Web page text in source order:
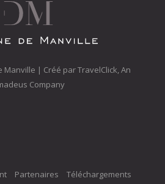
Manville | Créé parTravelClick, An
CompanyOpens in a new tab.
Partenaires Téléchargements